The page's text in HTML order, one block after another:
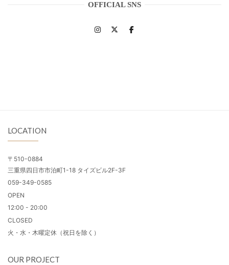
OFFICIAL SNS
LOCATION
〒510-0884
三重県四日市市泊町1-18 タイズビル2F-3F
059-349-0585
OPEN
12:00 - 20:00
CLOSED
火・水・木曜定休（祝日を除く）
OUR PROJECT